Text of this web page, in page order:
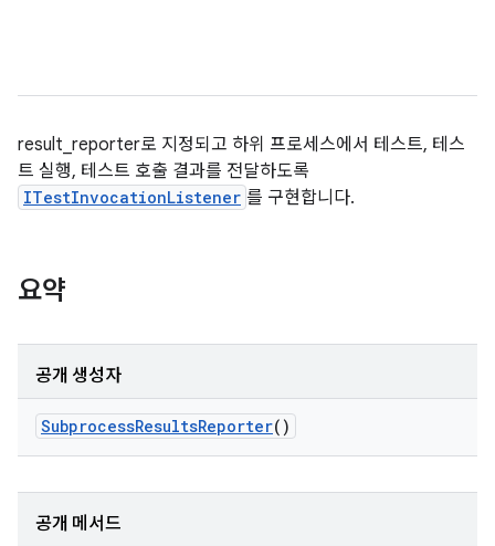
result_reporter로 지정되고 하위 프로세스에서 테스트, 테스
트 실행, 테스트 호출 결과를 전달하도록
ITestInvocationListener 를 구현합니다.
요약
공개 생성자
SubprocessResultsReporter()
공개 메서드